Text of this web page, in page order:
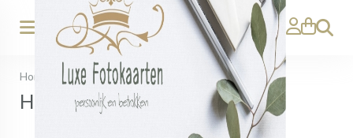
Zoeken
Home Gefeliciteerd>Heren
Heren